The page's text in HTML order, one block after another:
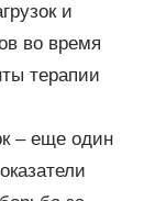
и
во время
терапии
– еще один